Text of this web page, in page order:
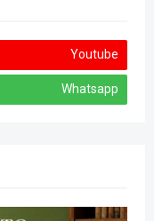
Youtube
Whatsapp